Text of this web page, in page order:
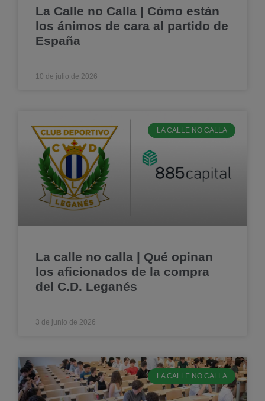
La Calle no Calla | Cómo están
los ánimos de cara al partido de
España
10 de julio de 2026
LA CALLE NO CALLA
La calle no calla | Qué opinan
los aficionados de la compra
del C.D. Leganés
3 de junio de 2026
LA CALLE NO CALLA